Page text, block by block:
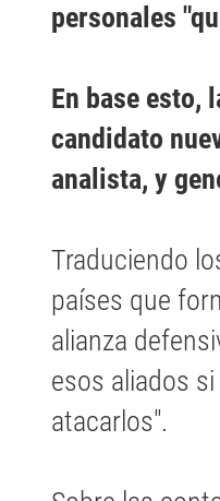
personales
En base esto,
candidato
analista, y
Traduciendo
países que
alianza
esos aliados
atacarlos".